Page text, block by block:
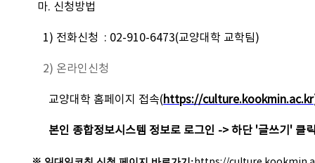
마. 신청방법
1) 전화신청 : 02-910-6473(교양대학 교학팀)
2) 온라인신청
교양대학 홈페이지 접속( https://culture.kookmin.ac.kr
본인 종합정보시스템 정보로 로그인 -> 하단 '글쓰기' 클